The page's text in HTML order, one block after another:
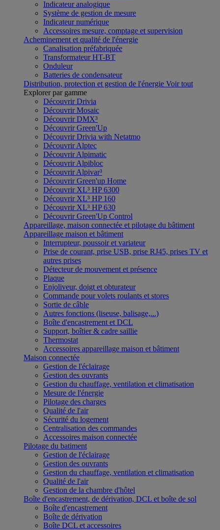
Indicateur analogique
Système de gestion de mesure
Indicateur numérique
Accessoires mesure, comptage et supervision
Acheminement et qualité de l'énergie
Canalisation préfabriquée
Transformateur HT-BT
Onduleur
Batteries de condensateur
Distribution, protection et gestion de l'énergie Voir tout
Explorer par gamme
Découvrir Drivia
Découvrir Mosaic
Découvrir DMX³
Découvrir Green'Up
Découvrir Drivia with Netatmo
Découvrir Alptec
Découvrir Alpimatic
Découvrir Alpibloc
Découvrir Alpivar³
Découvrir Green'up Home
Découvrir XL³ HP 6300
Découvrir XL³ HP 160
Découvrir XL³ HP 630
Découvrir Green'Up Control
Appareillage, maison connectée et pilotage du bâtiment
Appareillage maison et bâtiment
Interrupteur, poussoir et variateur
Prise de courant, prise USB, prise RJ45, prises TV et
autres prises
Détecteur de mouvement et présence
Plaque
Enjoliveur, doigt et obturateur
Commande pour volets roulants et stores
Sortie de câble
Autres fonctions (liseuse, balisage,...)
Boîte d'encastrement et DCL
Support, boîtier & cadre saillie
Thermostat
Accessoires appareillage maison et bâtiment
Maison connectée
Gestion de l'éclairage
Gestion des ouvrants
Gestion du chauffage, ventilation et climatisation
Mesure de l'énergie
Pilotage des charges
Qualité de l'air
Sécurité du logement
Centralisation des commandes
Accessoires maison connectée
Pilotage du batiment
Gestion de l'éclairage
Gestion des ouvrants
Gestion du chauffage, ventilation et climatisation
Qualité de l'air
Gestion de la chambre d'hôtel
Boîte d'encastrement, de dérivation, DCL et boîte de sol
Boîte d'encastrement
Boîte de dérivation
Boîte DCL et accessoires